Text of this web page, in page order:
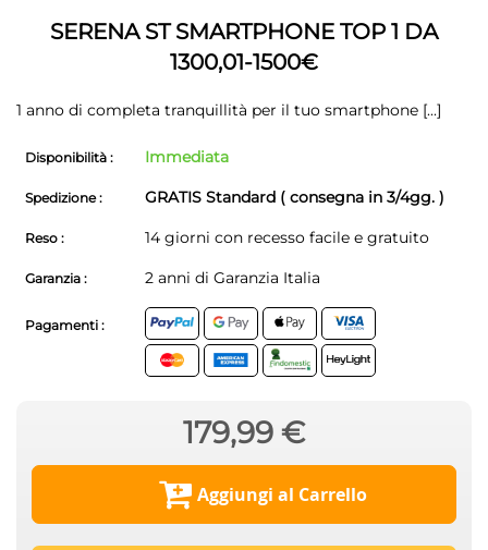
immagini
SERENA ST SMARTPHONE TOP 1 DA
1300,01-1500€
1 anno di completa tranquillità per il tuo smartphone [...]
Disponibilità : Immediata
Spedizione : GRATIS Standard ( consegna in 3/4gg. )
Reso : 14 giorni con recesso facile e gratuito
Garanzia : 2 anni di Garanzia Italia
Pagamenti :
179,99 €
Aggiungi al Carrello